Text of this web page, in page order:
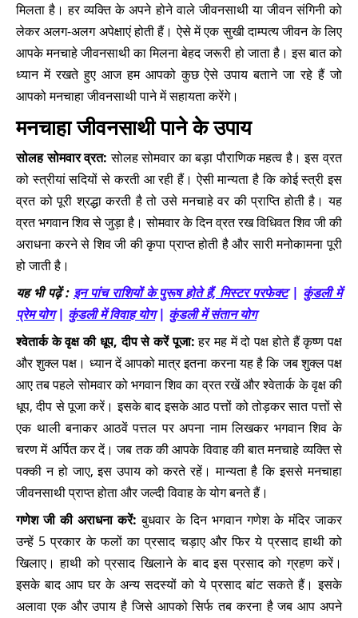
मिलता है। हर व्यक्ति के अपने होने वाले जीवनसाथी या जीवन संगिनी को
लेकर अलग-अलग अपेक्षाएं होती हैं। ऐसे में एक सुखी दाम्पत्य जीवन के लिए
आपके मनचाहे जीवनसाथी का मिलना बेहद जरूरी हो जाता है। इस बात को
ध्यान में रखते हुए आज हम आपको कुछ ऐसे उपाय बताने जा रहे हैं जो
आपको मनचाहा जीवनसाथी पाने में सहायता करेंगे।
मनचाहा जीवनसाथी पाने के उपाय
सोलह सोमवार व्रत:सोलह सोमवार का बड़ा पौराणिक महत्व है। इस व्रत
को स्त्रीयां सदियों से करती आ रही हैं। ऐसी मान्यता है कि कोई स्त्री इस
व्रत को पूरी श्रद्धा करती है तो उसे मनचाहे वर की प्राप्ति होती है। यह
व्रत भगवान शिव से जुड़ा है। सोमवार के दिन व्रत रख विधिवत शिव जी की
अराधना करने से शिव जी की कृपा प्राप्त होती है और सारी मनोकामना पूरी
हो जाती है।
यह भी पढ़ें : इन पांच राशियों के पुरूष होते हैं, मिस्टर परफेक्ट| कुंडली में
प्रेम योग| कुंडली में विवाह योग| कुंडली में संतान योग
श्वेतार्क के वृक्ष की धूप, दीप से करें पूजा:हर मह में दो पक्ष होते हैं कृष्ण पक्ष
और शुक्ल पक्ष। ध्यान दें आपको मात्र इतना करना यह है कि जब शुक्ल पक्ष
आए तब पहले सोमवार को भगवान शिव का व्रत रखें और श्वेतार्क के वृक्ष की
धूप, दीप से पूजा करें। इसके बाद इसके आठ पत्तों को तोड़कर सात पत्तों से
एक थाली बनाकर आठवें पत्तल पर अपना नाम लिखकर भगवान शिव के
चरण में अर्पित कर दें। जब तक की आपके विवाह की बात मनचाहे व्यक्ति से
पक्की न हो जाए, इस उपाय को करते रहें। मान्यता है कि इससे मनचाहा
जीवनसाथी प्राप्त होता और जल्दी विवाह के योग बनते हैं।
गणेश जी की अराधना करें:बुधवार के दिन भगवान गणेश के मंदिर जाकर
उन्हें 5 प्रकार के फलों का प्रसाद चड़ाए और फिर ये प्रसाद हाथी को
खिलाए। हाथी को प्रसाद खिलाने के बाद इस प्रसाद को ग्रहण करें।
इसके बाद आप घर के अन्य सदस्यों को ये प्रसाद बांट सकते हैं। इसके
अलावा एक और उपाय है जिसे आपको सिर्फ तब करना है जब आप अपने